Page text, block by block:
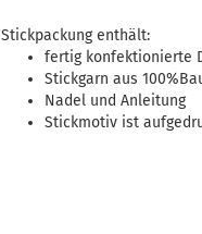
Stickpackung enthält:
fertig konfektionierte
Stickgarn aus
Nadel und Anleitung
Stickmotiv ist